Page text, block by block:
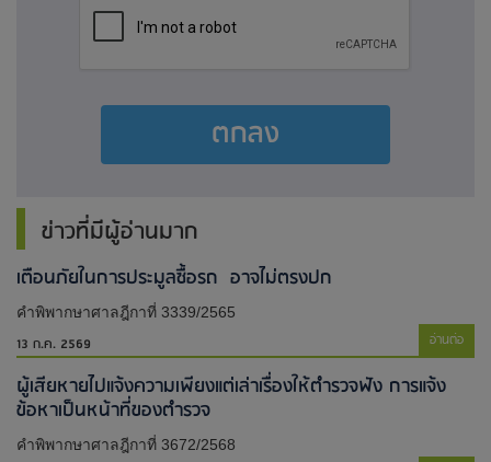
ตกลง
ข่าวที่มีผู้อ่านมาก
เตือนภัยในการประมูลซื้อรถ อาจไม่ตรงปก
คำพิพากษาศาลฎีกาที่ 3339/2565
13 ก.ค. 2569 อ่านต่อ
ผู้เสียหายไปแจ้งความเพียงแต่เล่าเรื่องให้ตำรวจฟัง การแจ้ง
ข้อหาเป็นหน้าที่ของตำรวจ
คำพิพากษาศาลฎีกาที่ 3672/2568